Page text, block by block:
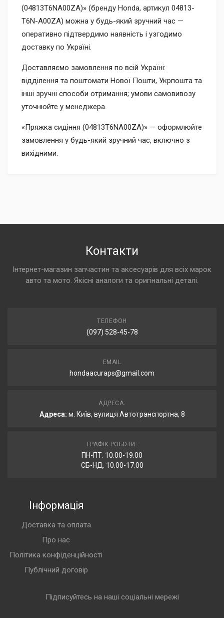
(04813T6NA00ZA)» (бренду Honda, артикул 04813-
T6N-A00ZA) можна у будь-який зручний час —
оперативно підтвердимо наявність і узгодимо
доставку по Україні.
Доставляємо замовлення по всій Україні:
відділення та поштомати Нової Пошти, Укрпошта та
інші зручні способи отримання; умови самовивозу
уточнюйте у менеджера.
«Пряжка сидіння (04813T6NA00ZA)» — оформлюйте
замовлення у будь-який зручний час, включно з
вихідними.
Контакти
Інтернет-магазин запчастин та аксесуарів для всіх марок
авто та мото. Якісні аналоги та оригінальні деталі.
ТЕЛЕФОН
(097) 528-45-78
EMAIL
hondaacuraps@gmail.com
АДРЕСА:
Адреса: м. Київ, вулиця Автотранспортна, 8
ГРАФІК РОБОТИ:
ПН-ПТ: 10:00-19:00
СБ-НД: 10:00-17:00
Інформація
Доставка та оплата
Про нас
Політика конфіденційності
Публічний договір
Підписуйтесь на наші соціальні мережі